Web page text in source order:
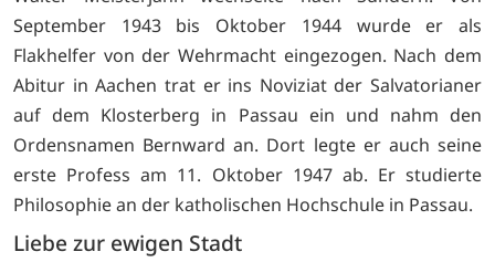
September 1943 bis Oktober 1944 wurde er als
Flakhelfer von der Wehrmacht eingezogen. Nach dem
Abitur in Aachen trat er ins Noviziat der Salvatorianer
auf dem Klosterberg in Passau ein und nahm den
Ordensnamen Bernward an. Dort legte er auch seine
erste Profess am 11. Oktober 1947 ab. Er studierte
Philosophie an der katholischen Hochschule in Passau.
Liebe zur ewigen Stadt